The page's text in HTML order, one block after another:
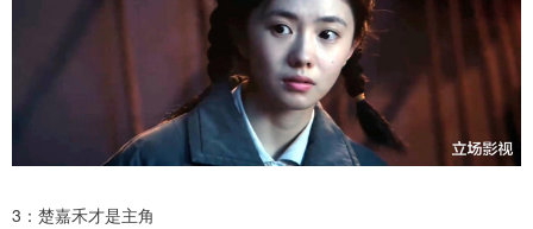
3：楚嘉禾才是主角